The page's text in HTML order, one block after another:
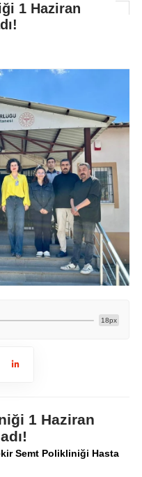
1 Haziran
18px
1 Haziran
Semt Polikliniği Hasta